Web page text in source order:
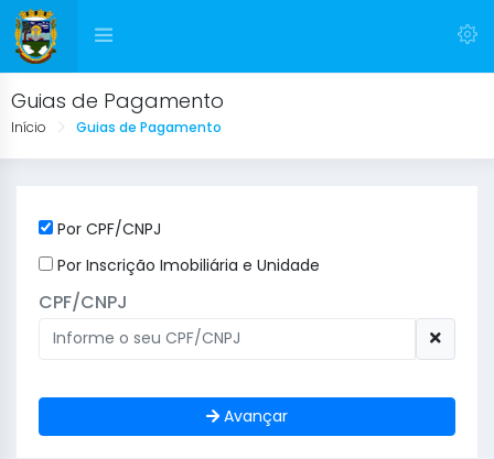
Guias de Pagamento
Início Guias de Pagamento
Por CPF/CNPJ
Por Inscrição Imobiliária e Unidade
CPF/CNPJ
Avançar